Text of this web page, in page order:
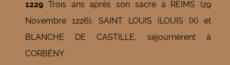
1229 Trois ans après son sacre à REIMS (29
Novembre 1226), SAINT LOUIS (LOUIS IX) et
BLANCHE DE CASTILLE, séjournèrent à
CORBÉNY.